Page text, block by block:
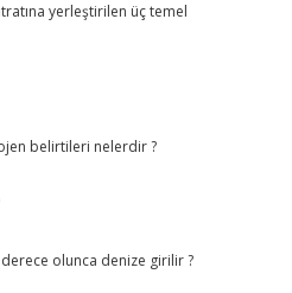
yerleştirilen üç temel
belirtileri nelerdir ?
derece olunca denize girilir ?